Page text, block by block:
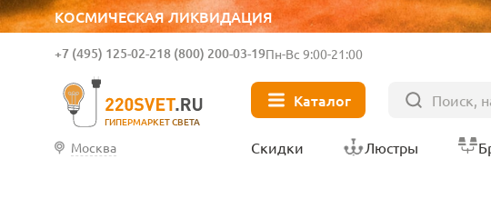
КОСМИЧЕСКАЯ ЛИКВИДАЦИЯ
ГИПЕРМАРКЕТ СВЕТА
+7 (495) 125-02-218 (800) 200-03-19Пн-Вс 9:00-21:00
Каталог
Москва Скидки Люстры